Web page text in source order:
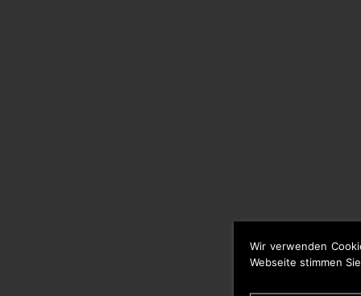
Wir verwenden
Webseite stimmen